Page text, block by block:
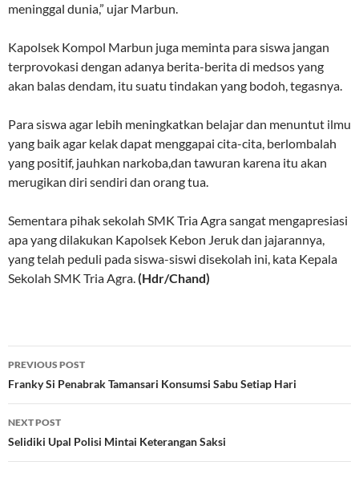
meninggal dunia,” ujar Marbun.
Kapolsek Kompol Marbun juga meminta para siswa jangan
terprovokasi dengan adanya berita-berita di medsos yang
akan balas dendam, itu suatu tindakan yang bodoh, tegasnya.
Para siswa agar lebih meningkatkan belajar dan menuntut ilmu
yang baik agar kelak dapat menggapai cita-cita, berlombalah
yang positif, jauhkan narkoba,dan tawuran karena itu akan
merugikan diri sendiri dan orang tua.
Sementara pihak sekolah SMK Tria Agra sangat mengapresiasi
apa yang dilakukan Kapolsek Kebon Jeruk dan jajarannya,
yang telah peduli pada siswa-siswi disekolah ini, kata Kepala
Sekolah SMK Tria Agra.(Hdr/Chand)
Post
navigation
PREVIOUS POST
Franky Si Penabrak Tamansari Konsumsi Sabu Setiap Hari
NEXT POST
Selidiki Upal Polisi Mintai Keterangan Saksi